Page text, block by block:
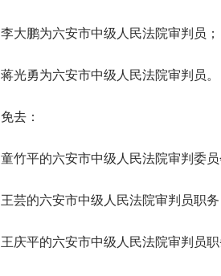
李大鹏为六安市中级人民法院审判员；
蒋光勇为六安市中级人民法院审判员。
免去：
童竹平的六安市中级人民法院审判委员
王芸的六安市中级人民法院审判员职务
王庆平的六安市中级人民法院审判员职